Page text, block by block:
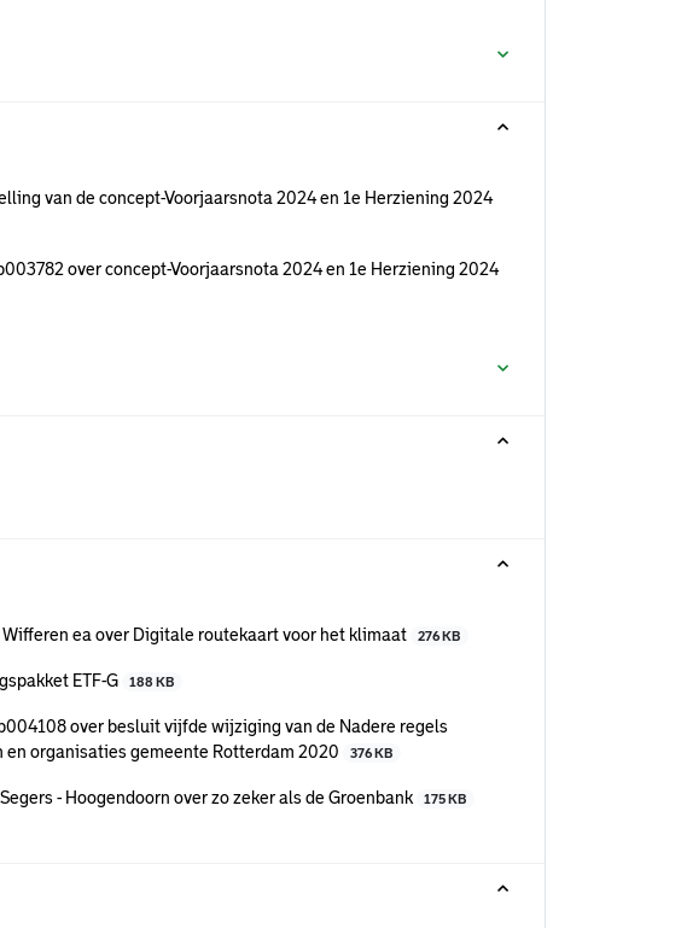
van de concept-Voorjaarsnota 2024 en 1e Herziening 2024
over concept-Voorjaarsnota 2024 en 1e Herziening 2024
ea over Digitale routekaart voor het klimaat
276 KB
ETF-G 188 KB
over besluit vijfde wijziging van de Nadere regels
organisaties gemeente Rotterdam 2020
376 KB
- Hoogendoorn over zo zeker als de Groenbank 175 KB